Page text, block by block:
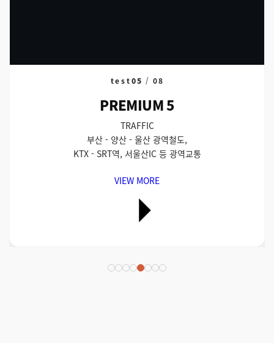
test05 / 08
PREMIUM 5
TRAFFIC
부산 - 양산 - 울산 광역철도,
KTX - SRT역, 서울산IC 등 광역교통
VIEW MORE